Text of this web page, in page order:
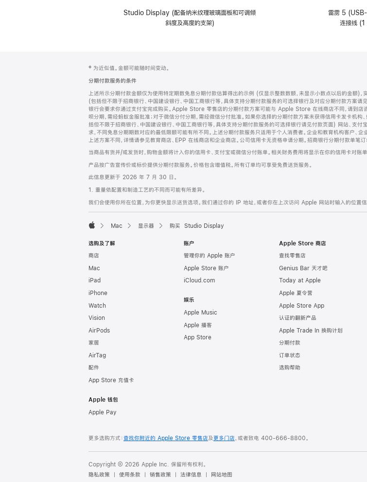
Studio Display (配备纳米纹理玻璃面板和可调倾
斜度及高度的支架)
雷雳 5
连接线 (1
页
脚
注
‡ 为近似值。金额可能随时间变动。
分期付款服务的条件
上述所示分期付款金额仅为使用特定期数免息分期付款估算得出的示例 (仅显示整数数额，未显示小数点以后的金额)
(包括但不限于招商银行、中国建设银行、中国工商银行等，具体支持分期付款服务的可选择银行及对应分期付款方案
银行会要求你通过支付宝完成购买。Apple Store 零售店的分期付款方案可能与 Apple Store 在线商店不同，请到店
呗分期，需经蚂蚁金服批准；对于微信分付分期，需经微信分付批准。如果你选择的分期付款方案未获得信用卡发卡机
括但不限于招商银行、中国建设银行、中国工商银行等，具体支持分期付款服务的可选择银行请见付款页面) 网站、支
求，不同免息分期期数对应的最低限额可能有所不同。上述分期付款服务只适用于个人消费者。企业和教育机构客户
上述方案不同，详情请参见教育商店、EPP 在线商店和企业商店。公司信用卡无资格申请分期。招商银行分期付款单
当商品有货并/或发货时，购物金额将计入你的信用卡、支付宝或微信分付账单。相关财务费用将显示在你的信用卡对账单
产品按广告宣传价或标价提供分期付款服务。价格包含增值税。所有订单均可享受免费送货服务。
此信息更新于 2026 年 7 月 30 日。
1. 重量依配置和制造工艺的不同而可能有所差异。
我们会使用你所在位置，为你更快显示送货选项。我们通过你的 IP 地址，或者你在上次访问 Apple 网站时输入的位置信
Mac 显示器 购买 Studio Display
选购及了解
商店
Mac
iPad
iPhone
Watch
Vision
AirPods
家居
AirTag
配件
App Store 充值卡
Apple 钱包
Apple Pay
账户
管理你的 Apple 账户
Apple Store 账户
iCloud.com
娱乐
Apple Music
Apple 播客
App Store
Apple Store 商店
查找零售店
Genius Bar 天才吧
Today at Apple
Apple 夏令营
Apple Store App
认证的翻新产品
Apple Trade In 换购计划
分期付款
订单状态
选购帮助
更多选购方式：查找你附近的 Apple Store 零售店及更多门店，或者致电 400-666-8800。
Copyright © 2026 Apple Inc. 保留所有权利。
隐私政策
使用条款 销售政策 法律信息 网站地图